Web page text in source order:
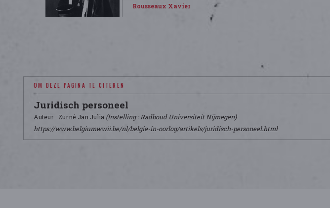
Rousseaux Xavier
OM DEZE PAGINA TE CITEREN
Juridisch personeel
Auteur : Zurné Jan Julia (Instelling : Radboud Universiteit Nijmegen)
https://www.belgiumwwii.be/nl/belgie-in-oorlog/artikels/juridisch-personeel.html